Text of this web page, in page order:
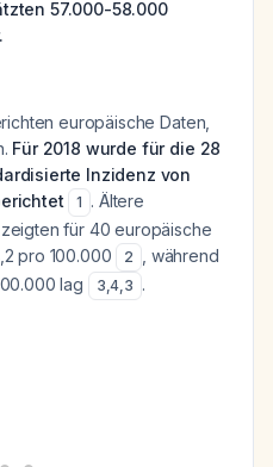
57.000-58.000
europäische Daten,
Für 2018 wurde für die 28
Inzidenz von
1 . Ältere
für 40 europäische
pro 100.000
2
, während
lag
3,4,3 .